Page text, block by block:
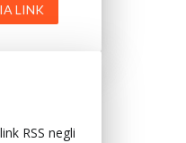
LINK
RSS negli